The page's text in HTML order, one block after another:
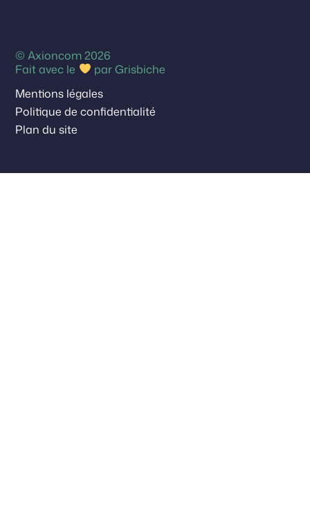
© Axioncom 2026
Fait avec le
parGrisbiche
Mentions légales
Politique de confidentialité
Plan du site